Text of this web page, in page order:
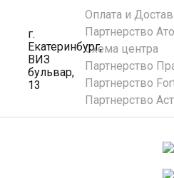
г.
Екатеринбург,
ВИЗ
бульвар,
13
Оплата и
Партнерство
Схема центра
Партнерство
Партнерство
Партнерство